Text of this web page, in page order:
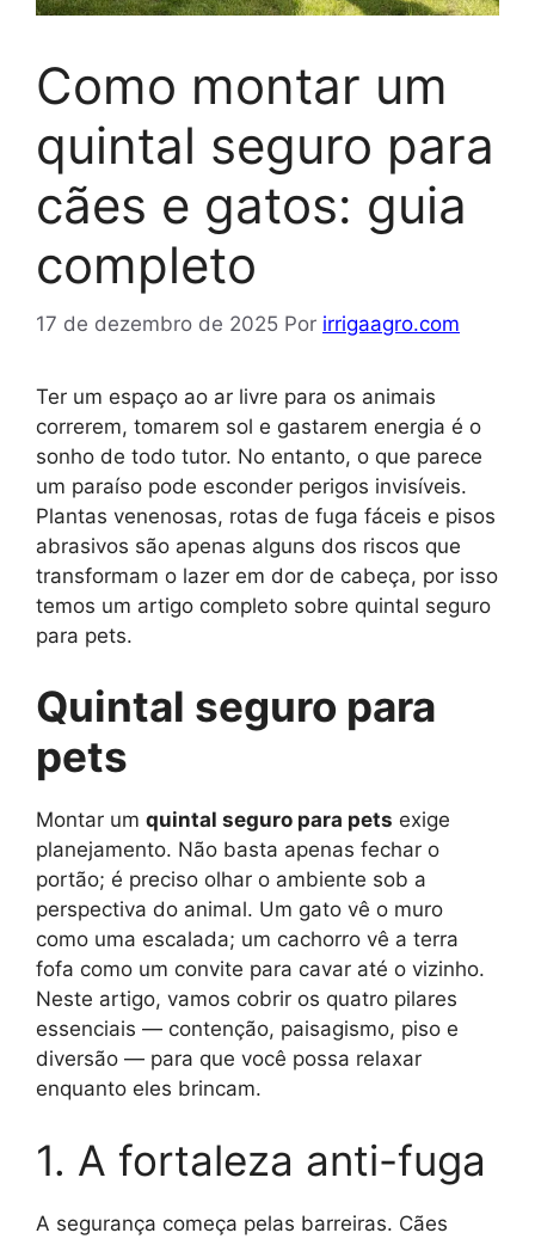
Como montar um
quintal seguro para
cães e gatos: guia
completo
17 de dezembro de 2025 Por irrigaagro.com
Ter um espaço ao ar livre para os animais
correrem, tomarem sol e gastarem energia é o
sonho de todo tutor. No entanto, o que parece
um paraíso pode esconder perigos invisíveis.
Plantas venenosas, rotas de fuga fáceis e pisos
abrasivos são apenas alguns dos riscos que
transformam o lazer em dor de cabeça, por isso
temos um artigo completo sobre quintal seguro
para pets.
Quintal seguro para
pets
Montar um quintal seguro para pets exige
planejamento. Não basta apenas fechar o
portão; é preciso olhar o ambiente sob a
perspectiva do animal. Um gato vê o muro
como uma escalada; um cachorro vê a terra
fofa como um convite para cavar até o vizinho.
Neste artigo, vamos cobrir os quatro pilares
essenciais — contenção, paisagismo, piso e
diversão — para que você possa relaxar
enquanto eles brincam.
1. A fortaleza anti-fuga
A segurança começa pelas barreiras. Cães